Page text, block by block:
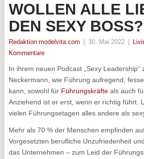
WOLLEN ALLE
DEN SEXY BOSS?
Redaktion modelvita.com 30. Mai 2022
Kommentare
In ihrem neuen Podcast „Sexy Leadership“
Neckermann, wie Führung aufregend,
kann, sowohl für Führungskräfteals auch
Anziehend ist er erst, wenn er richtig führt.
vielen Führungsetagen alles andere als
Mehr als 70 % der Menschen empfinden
Vorgesetzten berufliche Unzufriedenheit
das Unternehmen – zum Leid der